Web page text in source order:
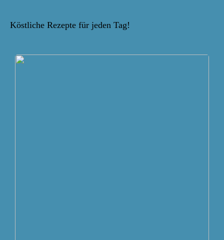
Köstliche Rezepte für jeden Tag!